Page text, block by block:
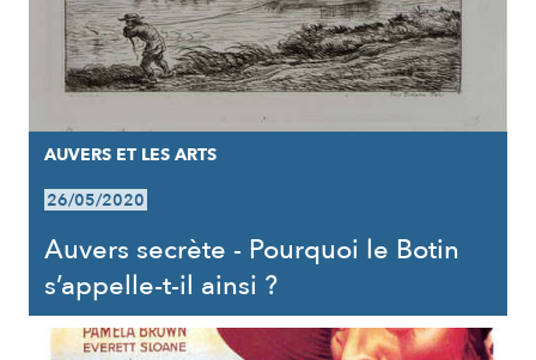
AUVERS ET LES ARTS
26/05/2020
Auvers secrète - Pourquoi le Botin
s’appelle-t-il ainsi ?